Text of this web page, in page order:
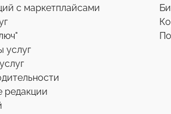
с маркетплайсами
услуг
редакции